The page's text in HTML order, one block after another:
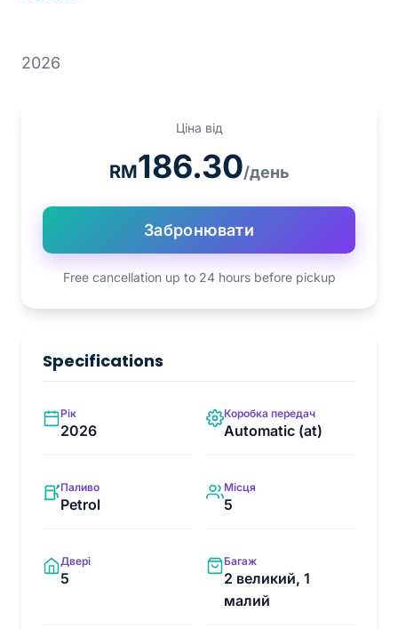
2026
Ціна від
RM186.30/день
Забронювати
Free cancellation up to 24 hours before pickup
Specifications
Рік
2026
Коробка передач
Automatic (at)
Паливо
Petrol
Місця
5
Двері
5
Багаж
2 великий, 1
малий